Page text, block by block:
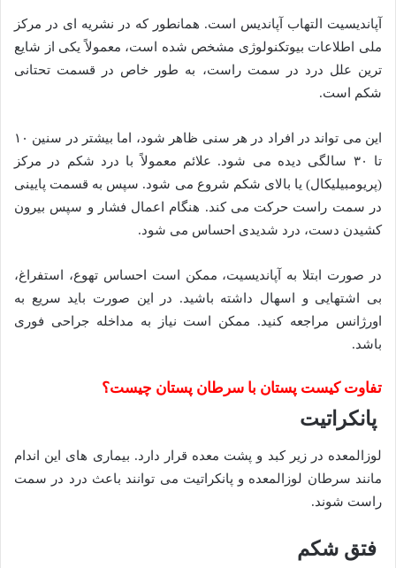
آپاندیسیت التهاب آپاندیس است. همانطور که در نشریه ای در مرکز
ملی اطلاعات بیوتکنولوژی مشخص شده است، معمولاً یکی از شایع
ترین علل درد در سمت راست، به طور خاص در قسمت تحتانی
شکم است.
این می تواند در افراد در هر سنی ظاهر شود، اما بیشتر در سنین ۱۰
تا ۳۰ سالگی دیده می شود. علائم معمولاً با درد شکم در مرکز
(پریومبیلیکال) یا بالای شکم شروع می شود. سپس به قسمت پایینی
در سمت راست حرکت می کند. هنگام اعمال فشار و سپس بیرون
کشیدن دست، درد شدیدی احساس می شود.
در صورت ابتلا به آپاندیسیت، ممکن است احساس تهوع، استفراغ،
بی اشتهایی و اسهال داشته باشید. در این صورت باید سریع به
اورژانس مراجعه کنید. ممکن است نیاز به مداخله جراحی فوری
باشد.
تفاوت کیست پستان با سرطان پستان چیست؟
پانکراتیت
لوزالمعده در زیر کبد و پشت معده قرار دارد. بیماری های این اندام
مانند سرطان لوزالمعده و پانکراتیت می توانند باعث درد در سمت
راست شوند.
فتق شکم